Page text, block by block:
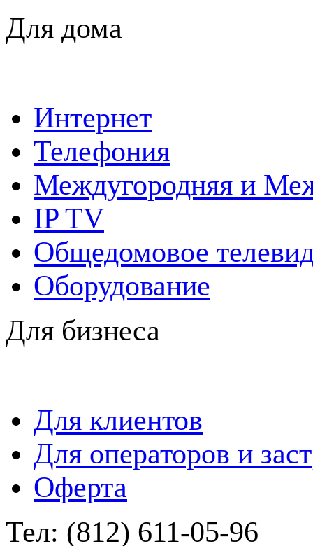
Для дома
Интернет
Телефония
Междугородняя и
IP TV
Общедомовое
Оборудование
Для бизнеса
Для клиентов
Для операторов и
Оферта
Тел: (812) 611-05-96